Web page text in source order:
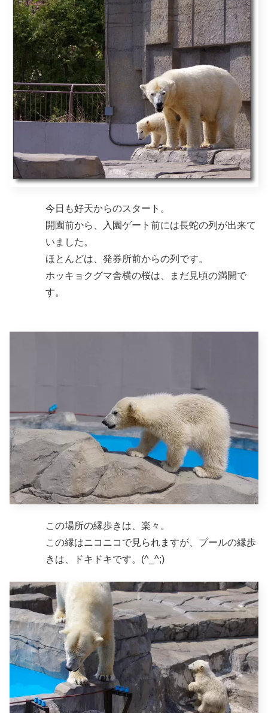
今日も好天からのスタート。
開園前から、入園ゲート前には長蛇の列が出来て
いました。
ほとんどは、発券所前からの列です。
ホッキョクグマ舎横の桜は、まだ見頃の満開で
す。
この場所の縁歩きは、楽々。
この縁はニコニコで見られますが、プールの縁歩
きは、ドキドキです。(^_^;)